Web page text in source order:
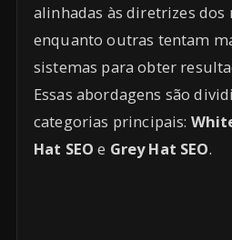
alinhadas às diretrizes dos
enquanto outras tentam
sistemas para obter
Essas abordagens são
categorias principais:
Hat SEO e Grey Hat SEO.